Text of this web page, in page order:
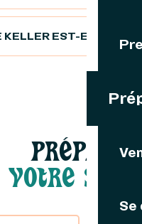
Se
KELLER EST-ELLE
PRÉPARER
VOTRE